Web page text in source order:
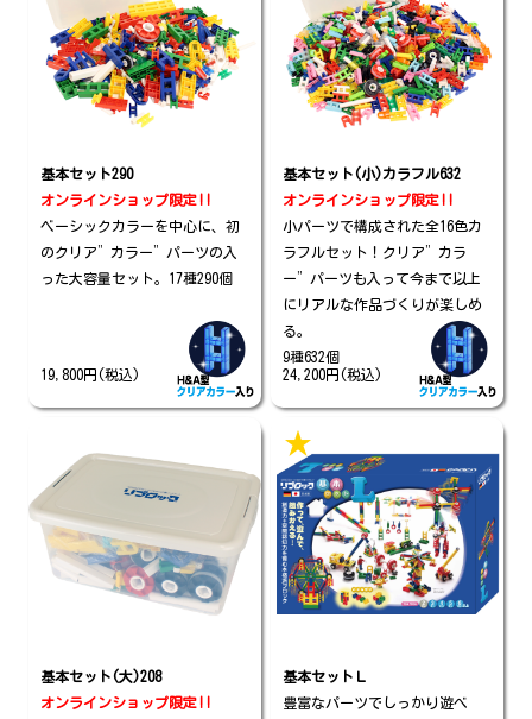
基本セット290
オンラインショップ限定!!
ベーシックカラーを中心に、初
のクリア”カラー”パーツの入
った大容量セット。17種290個
19,800円(税込)
基本セット(小)カラフル632
オンラインショップ限定!!
小パーツで構成された全16色カ
ラフルセット！クリア”カラ
ー”パーツも入って今まで以上
にリアルな作品づくりが楽しめ
る。
9種632個
24,200円(税込)
基本セット(大)208
オンラインショップ限定!!
基本セットＬ
豊富なパーツでしっかり遊べ
★